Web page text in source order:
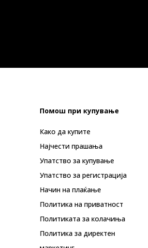
Помош при купување
Како да купите
Најчести прашања
Упатство за купување
Упатство за регистрација
Начин на плаќање
Политика на приватност
Политиката за колачиња
Политика за директен